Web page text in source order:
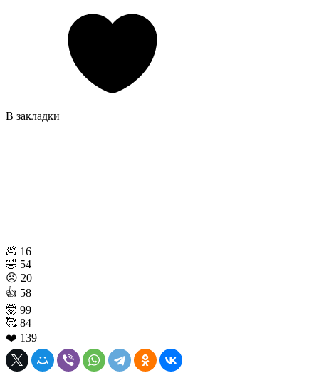
В закладки
💩 16
🤣 54
😠 20
👍 58
🤯 99
🥰 84
❤️ 139